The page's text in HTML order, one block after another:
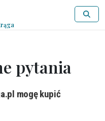
pytania
mogę kupić